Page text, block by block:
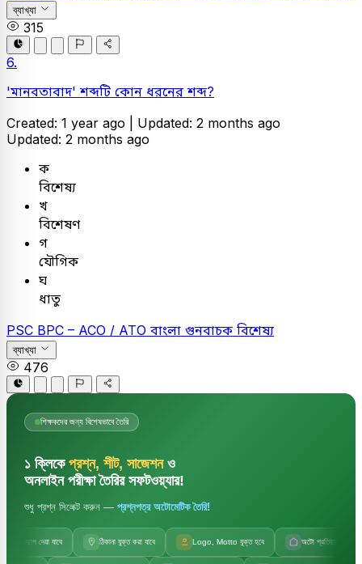
ব্যাখ্যা
315
6.
'মানবতাবাদ' শব্দটি কোন ধরনের শব্দ?
Created: 1 year ago | Updated: 2 months ago
Updated: 2 months ago
ক
বিশেষ্য
খ
বিশেষণ
গ
যৌগিক
ঘ
ধাতু
PSC BPC – ACO / ATO বাংলা গুনবাচক বিশেষ্য
ব্যাখ্যা
476
শিক্ষকদের জন্য বিশেষভাবে তৈরি
১ ক্লিকে প্রশ্ন, শীট, সাজেশনও
অনলাইন পরীক্ষা তৈরির সফটওয়্যার!
শুধু প্রশ্ন সিলেক্ট করুন — প্রশ্নপত্র অটোমেটিক তৈরি!
জলছাপ দেয়া যাবে ঠিকানা যুক্ত করা যাবে Logo, Motto যুক্ত হবে অটো প্রতিষ্ঠানের নাম